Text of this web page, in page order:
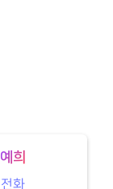
예희
전화